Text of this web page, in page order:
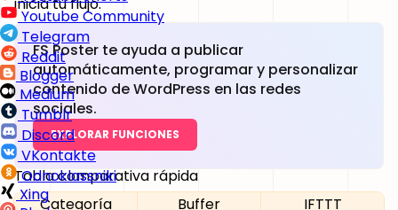
Youtube Community
Telegram
Reddit
Blogger
Medium
Tumblr
Discord
VKontakte
Odnoklassniki
Xing
FS Poster te ayuda a publicar
automáticamente, programar y personalizar
contenido de WordPress en las redes
sociales.
EXPLORAR FUNCIONES
Tabla comparativa rápida
Categoría
Buffer
IFTTT